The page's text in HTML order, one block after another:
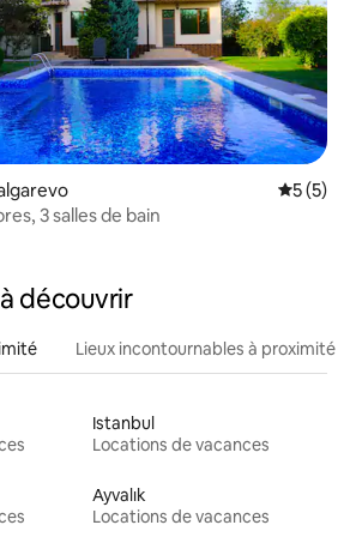
5 (5)
3 salles de bain
découvrir
Lieux incontournables à proximité
Istanbul
Locations de vacances
Ayvalık
Locations de vacances